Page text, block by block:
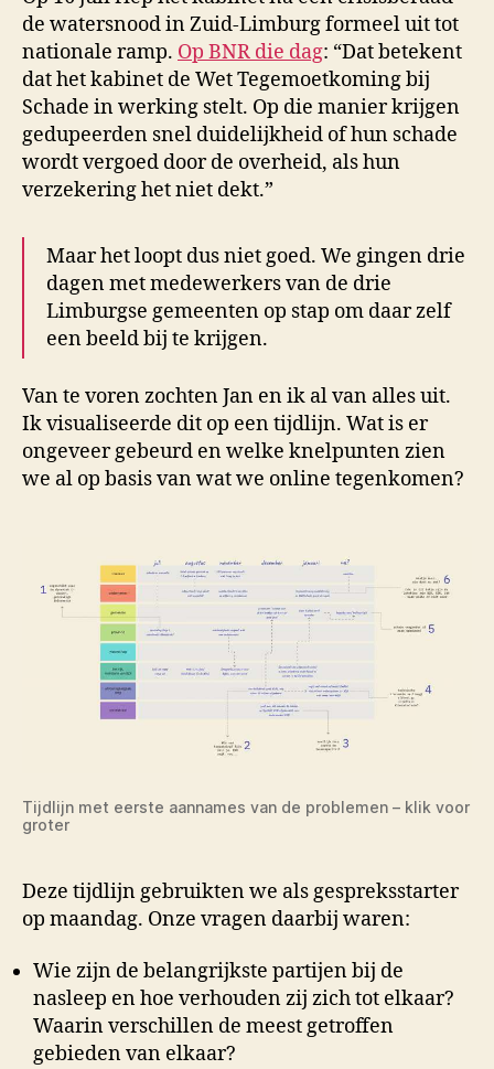
de watersnood in Zuid-Limburg formeel uit tot
nationale ramp. Op BNR die dag: “Dat betekent
dat het kabinet de Wet Tegemoetkoming bij
Schade in werking stelt. Op die manier krijgen
gedupeerden snel duidelijkheid of hun schade
wordt vergoed door de overheid, als hun
verzekering het niet dekt.”
Maar het loopt dus niet goed. We gingen drie
dagen met medewerkers van de drie
Limburgse gemeenten op stap om daar zelf
een beeld bij te krijgen.
Van te voren zochten Jan en ik al van alles uit.
Ik visualiseerde dit op een tijdlijn. Wat is er
ongeveer gebeurd en welke knelpunten zien
we al op basis van wat we online tegenkomen?
Tijdlijn met eerste aannames van de problemen – klik voor
groter
Deze tijdlijn gebruikten we als gespreksstarter
op maandag. Onze vragen daarbij waren:
Wie zijn de belangrijkste partijen bij de
nasleep en hoe verhouden zij zich tot elkaar?
Waarin verschillen de meest getroffen
gebieden van elkaar?